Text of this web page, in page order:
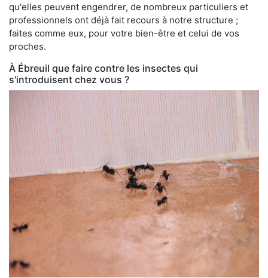
qu'elles peuvent engendrer, de nombreux particuliers et
professionnels ont déjà fait recours à notre structure ;
faites comme eux, pour votre bien-être et celui de vos
proches.
À Ébreuil que faire contre les insectes qui
s'introduisent chez vous ?